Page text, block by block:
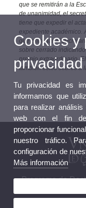
que se remitirán a la
de unanimidad, el
tiene que expedir el
expediente académico.
que entregar al
sobre cerrado
premio extraordinario.
también estos sobres a
Programa de
Cookies y
privacidad
Tu privacidad es
informamos que
para realizar
web con el fin de
proporcionar
nuestro tráfico.
configuración de
Más información